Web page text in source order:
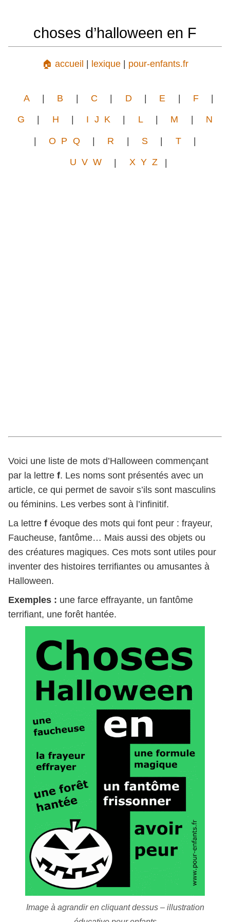
choses d’halloween en F
🏠 accueil | lexique| pour-enfants.fr
A | B | C | D | E | F |
G H I J K L M N
| O P Q | R | S | T |
U V W | X Y Z |
Voici une liste de mots d’Halloween commençant
par la lettre f. Les noms sont présentés avec un
article, ce qui permet de savoir s’ils sont masculins
ou féminins. Les verbes sont à l’infinitif.
La lettre f évoque des mots qui font peur : frayeur,
Faucheuse, fantôme… Mais aussi des objets ou
des créatures magiques. Ces mots sont utiles pour
inventer des histoires terrifiantes ou amusantes à
Halloween.
Exemples : une farce effrayante, un fantôme
terrifiant, une forêt hantée.
Image à agrandir en cliquant dessus – illustration